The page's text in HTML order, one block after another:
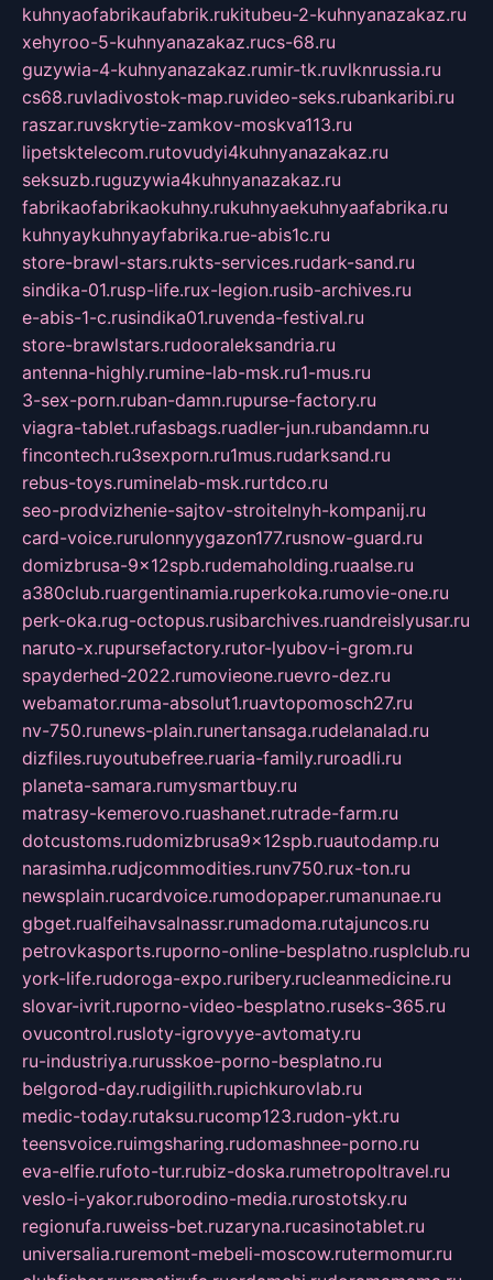
kuhnyaofabrikaufabrik.rukitubeu-2-kuhnyanazakaz.ru
xehyroo-5-kuhnyanazakaz.rucs-68.ru
guzywia-4-kuhnyanazakaz.rumir-tk.ruvlknrussia.ru
cs68.ruvladivostok-map.ruvideo-seks.rubankaribi.ru
raszar.ruvskrytie-zamkov-moskva113.ru
lipetsktelecom.rutovudyi4kuhnyanazakaz.ru
seksuzb.ruguzywia4kuhnyanazakaz.ru
fabrikaofabrikaokuhny.rukuhnyaekuhnyaafabrika.ru
kuhnyaykuhnyayfabrika.rue-abis1c.ru
store-brawl-stars.rukts-services.rudark-sand.ru
sindika-01.rusp-life.rux-legion.rusib-archives.ru
e-abis-1-c.rusindika01.ruvenda-festival.ru
store-brawlstars.rudooraleksandria.ru
antenna-highly.rumine-lab-msk.ru1-mus.ru
3-sex-porn.ruban-damn.rupurse-factory.ru
viagra-tablet.rufasbags.ruadler-jun.rubandamn.ru
fincontech.ru3sexporn.ru1mus.rudarksand.ru
rebus-toys.ruminelab-msk.rurtdco.ru
seo-prodvizhenie-sajtov-stroitelnyh-kompanij.ru
card-voice.rurulonnyygazon177.rusnow-guard.ru
domizbrusa-9x12spb.rudemaholding.ruaalse.ru
a380club.ruargentinamia.ruperkoka.rumovie-one.ru
perk-oka.rug-octopus.rusibarchives.ruandreislyusar.ru
naruto-x.rupursefactory.rutor-lyubov-i-grom.ru
spayderhed-2022.rumovieone.ruevro-dez.ru
webamator.ruma-absolut1.ruavtopomosch27.ru
nv-750.runews-plain.runertansaga.rudelanalad.ru
dizfiles.ruyoutubefree.ruaria-family.ruroadli.ru
planeta-samara.rumysmartbuy.ru
matrasy-kemerovo.ruashanet.rutrade-farm.ru
dotcustoms.rudomizbrusa9x12spb.ruautodamp.ru
narasimha.rudjcommodities.runv750.rux-ton.ru
newsplain.rucardvoice.rumodopaper.rumanunae.ru
gbget.rualfeihavsalnassr.rumadoma.rutajuncos.ru
petrovkasports.ruporno-online-besplatno.rusplclub.ru
york-life.rudoroga-expo.ruribery.rucleanmedicine.ru
slovar-ivrit.ruporno-video-besplatno.ruseks-365.ru
ovucontrol.rusloty-igrovyye-avtomaty.ru
ru-industriya.rurusskoe-porno-besplatno.ru
belgorod-day.rudigilith.rupichkurovlab.ru
medic-today.rutaksu.rucomp123.rudon-ykt.ru
teensvoice.ruimgsharing.rudomashnee-porno.ru
eva-elfie.rufoto-tur.rubiz-doska.rumetropoltravel.ru
veslo-i-yakor.ruborodino-media.rurostotsky.ru
regionufa.ruweiss-bet.ruzaryna.rucasinotablet.ru
universalia.ruremont-mebeli-moscow.rutermomur.ru